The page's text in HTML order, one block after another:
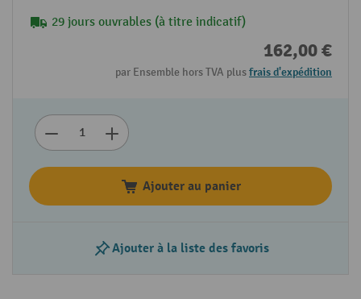
29 jours ouvrables (à titre indicatif)
162,00 €
par Ensemble hors TVA plusfrais d'expédition
Ajouter au panier
Ajouter à la liste des favoris